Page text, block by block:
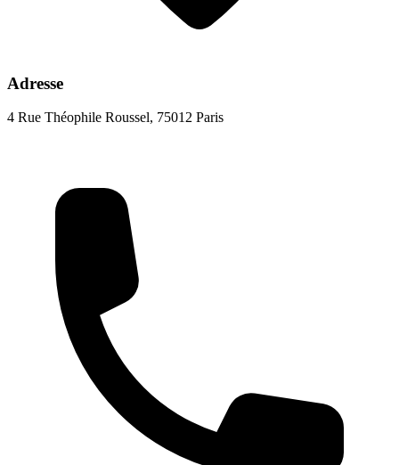
Adresse
4 Rue Théophile Roussel, 75012 Paris